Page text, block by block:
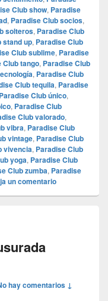
Club show, Paradise
, Paradise Club socios,
solteros, Paradise Club
stand up, Paradise Club
Club sublime, Paradise
Club tango, Paradise Club
, Paradise Club
Club tequila, Paradise
Paradise Club único,
, Paradise Club
Club valorado,
vibra, Paradise Club
vintage, Paradise Club
vivencia, Paradise Club
yoga, Paradise Club
Club zumba, Paradise
un comentario
hay comentarios ↓